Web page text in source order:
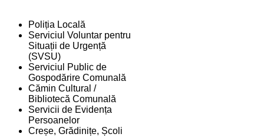
Poliția Locală
Serviciul Voluntar pentru
Situații de Urgență
(SVSU)
Serviciul Public de
Gospodărire Comunală
Cămin Cultural /
Bibliotecă Comunală
Servicii de Evidența
Persoanelor
Creșe, Grădinițe, Școli